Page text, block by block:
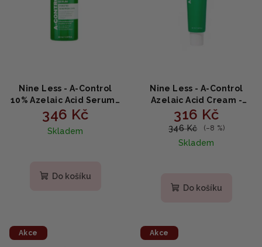
Nine Less - A-Control
10% Azelaic Acid Serum -
Sérum s 10% kyselinou
azelaovou na
problematickou pleť - 30
346 Kč
Skladem
Do košíku
Nine Less - A-Control
Azelaic Acid Cream -
Krém na problematickou
pleť s kyselinou
azelaovou 50 ml
316 Kč
346 Kč (–8 %)
Skladem
Do košíku
Akce Akce